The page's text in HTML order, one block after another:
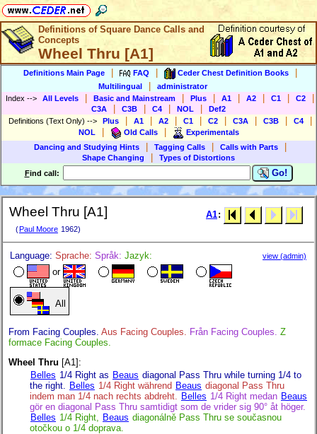
Definitions of Square Dance Calls and
Concepts
Wheel Thru [A1]
Definitions Main Page FAQ Ceder Chest Definition Books
Multilingual
administrator
Index --> All Levels Basic and Mainstream Plus A1 A2 C1 C2
C3A C3B C4 NOL
Def2
Definitions (Text Only) --> Plus A1 A2 C1 C2 C3A C3B C4
NOL Old Calls
Experimentals
Dancing and Studying Hints
Tagging Calls Calls with Parts
Shape Changing
Types of Distortions
Find call: Go!
Wheel Thru [A1]
( Paul Moore 1962)
A1:
Language: Sprache: Språk: Jazyk:
or
All
view (admin)
From Facing Couples. Aus Facing Couples. Från Facing Couples. Z
formace Facing Couples.
Wheel Thru [A1]:
Belles 1/4 Right as Beaus diagonal Pass Thru while turning 1/4 to
the right.
Belles 1/4 Right während Beaus diagonal Pass Thru
indem man 1/4 nach rechts abdreht.
Belles 1/4 Right medan Beaus
gör en diagonal Pass Thru samtidigt som de vrider sig 90° åt höger.
Belles 1/4 Right, Beaus diagonálně Pass Thru se současnou
otočkou o 1/4 doprava.